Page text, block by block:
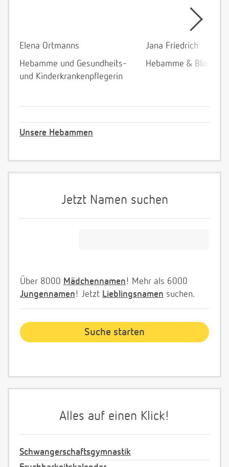
Elena Ortmanns
Hebamme und Gesundheits-
und Kinderkrankenpflegerin
Jana Friedrich
Hebamme &
Unsere Hebammen
Jetzt Namen suchen
Über 8000 Mädchennamen! Mehr als 6000
Jungennamen! Jetzt Lieblingsnamen suchen.
Alles auf einen Klick!
Schwangerschaftsgymnastik